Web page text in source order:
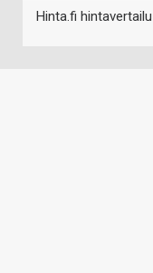
Hinta.fi hintavertailu